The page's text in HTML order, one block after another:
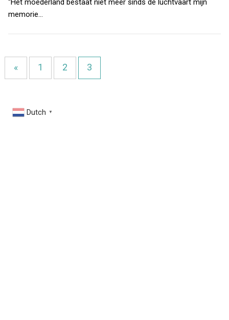
“Het moederland bestaat niet meer sinds de luchtvaart mijn
memorie…
« 1 2 3
Dutch ▼